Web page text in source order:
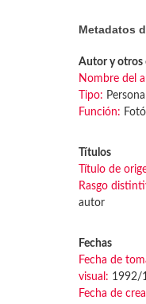
Metadatos
Autor y otros
Nombre del
Tipo: Persona
Función:
Títulos
Título de
Rasgo
autor
Fechas
Fecha de
visual: 1992/
Fecha de